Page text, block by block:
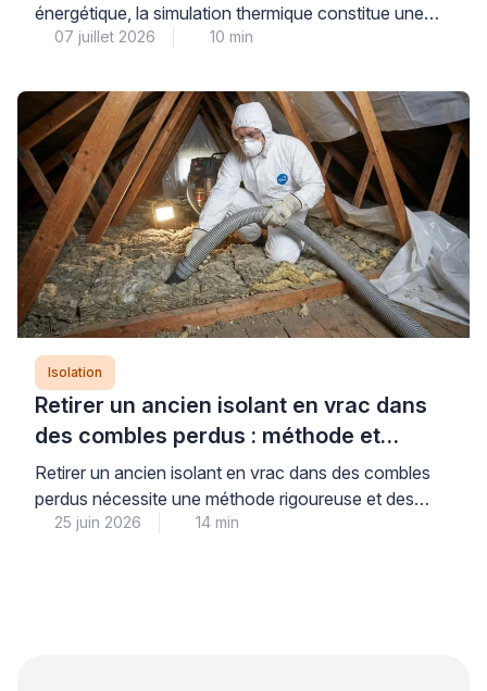
énergétique, la simulation thermique constitue une
étape déterminante pour évaluer précisément les
de consommation. Plusieurs niveaux d’analyse
existent, du simulateur gratuit en ligne à l’audit
énergétique réglementaire réalisé par un bureau
d’études qualifié, chacun répondant à des objectifs
distincts […]
07 juillet 2026 10 min
Isolation
Retirer un ancien isolant en vrac dans
des combles perdus : méthode et
précautions
Retirer un ancien isolant en vrac dans des combles
perdus nécessite une méthode rigoureuse et des
équipements professionnels adaptés pour garantir la
25 juin 2026 14 min